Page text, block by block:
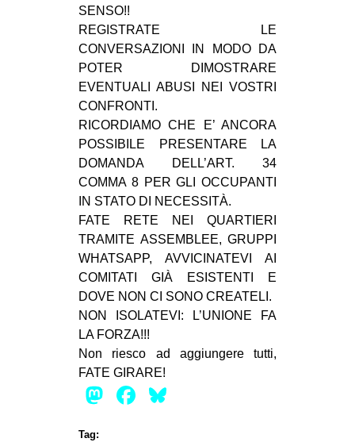
MONDO
EVENTI
Fb
tw
bsky
ms
SENSO!!
REGISTRATE LE
CONVERSAZIONI IN MODO DA
POTER DIMOSTRARE
EVENTUALI ABUSI NEI VOSTRI
CONFRONTI.
RICORDIAMO CHE E’ ANCORA
POSSIBILE PRESENTARE LA
DOMANDA DELL’ART. 34
COMMA 8 PER GLI OCCUPANTI
IN STATO DI NECESSITÀ.
FATE RETE NEI QUARTIERI
TRAMITE ASSEMBLEE, GRUPPI
WHATSAPP, AVVICINATEVI AI
COMITATI GIÀ ESISTENTI E
DOVE NON CI SONO CREATELI.
NON ISOLATEVI: L’UNIONE FA
LA FORZA!!!
Non riesco ad aggiungere tutti,
FATE GIRARE!
Mastodon
Facebook
Tag: